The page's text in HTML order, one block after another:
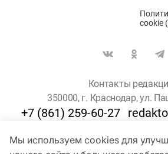
Мы используем cookies для
cookie
Контакты
350000, г. Краснодар, ул.
+7 (861) 259-60-27
Для пользователей